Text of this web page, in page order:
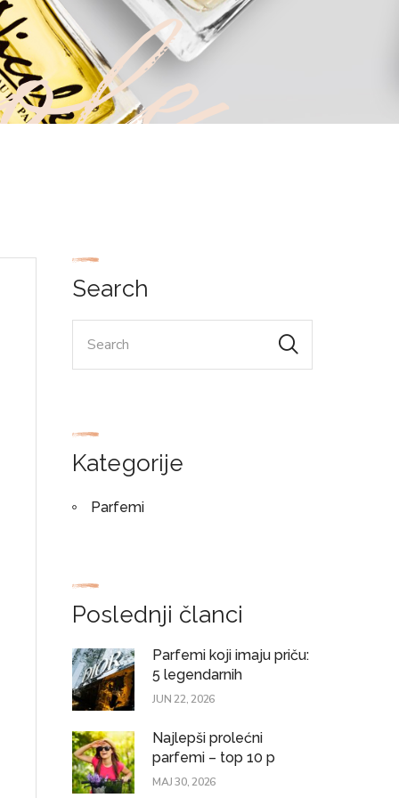
Search
Kategorije
Parfemi
Poslednji članci
Parfemi koji imaju priču:
5 legendarnih
JUN 22, 2026
Najlepši prolećni
parfemi – top 10 p
MAJ 30, 2026